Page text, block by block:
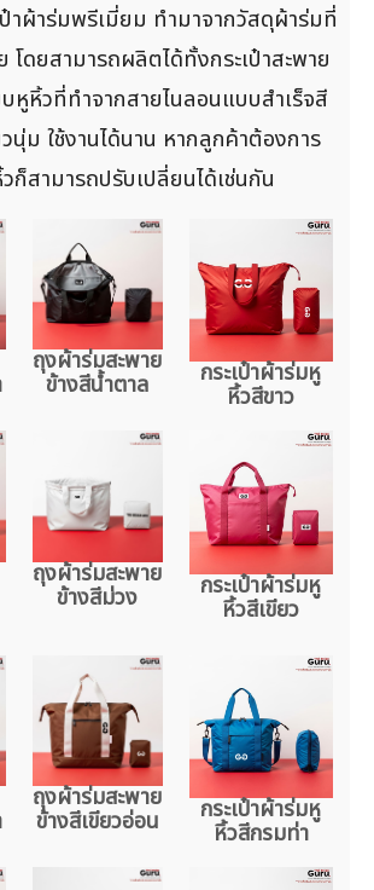
าผ้าร่มพรีเมี่ยม ทำมาจากวัสดุผ้าร่มที่
โดยสามารถผลิตได้ทั้งกระเป๋าสะพาย
บหูหิ้วที่ทำจากสายไนลอนแบบสำเร็จสี
นุ่ม ใช้งานได้นาน หากลูกค้าต้องการ
ก็สามารถปรับเปลี่ยนได้เช่นกัน
ถุงผ้าร่มสะพาย
ข้างสีน้ำตาล กระเป๋าผ้าร่มหู
หิ้วสีขาว
ถุงผ้าร่มสะพาย
ข้างสีม่วง กระเป๋าผ้าร่มหู
หิ้วสีเขียว
ถุงผ้าร่มสะพาย
ข้างสีเขียวอ่อน กระเป๋าผ้าร่มหู
หิ้วสีกรมท่า